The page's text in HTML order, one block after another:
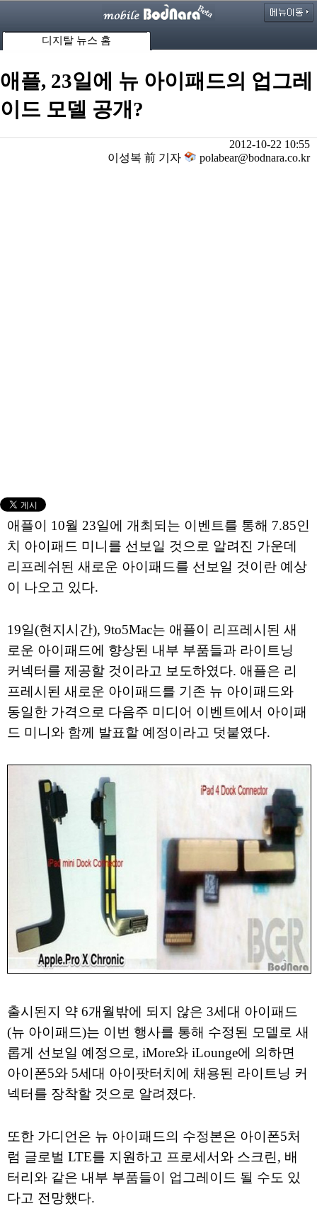
디지탈 뉴스 홈
애플, 23일에 뉴 아이패드의 업그레
이드 모델 공개?
2012-10-22 10:55
이성복 前 기자
polabear@bodnara.co.kr
애플이 10월 23일에 개최되는 이벤트를 통해 7.85인
치 아이패드 미니를 선보일 것으로 알려진 가운데
리프레쉬된 새로운 아이패드를 선보일 것이란 예상
이 나오고 있다.
19일(현지시간), 9to5Mac는 애플이 리프레시된 새
로운 아이패드에 향상된 내부 부품들과 라이트닝
커넥터를 제공할 것이라고 보도하였다. 애플은 리
프레시된 새로운 아이패드를 기존 뉴 아이패드와
동일한 가격으로 다음주 미디어 이벤트에서 아이패
드 미니와 함께 발표할 예정이라고 덧붙였다.
출시된지 약 6개월밖에 되지 않은 3세대 아이패드
(뉴 아이패드)는 이번 행사를 통해 수정된 모델로 새
롭게 선보일 예정으로, iMore와 iLounge에 의하면
아이폰5와 5세대 아이팟터치에 채용된 라이트닝 커
넥터를 장착할 것으로 알려졌다.
또한 가디언은 뉴 아이패드의 수정본은 아이폰5처
럼 글로벌 LTE를 지원하고 프로세서와 스크린, 배
터리와 같은 내부 부품들이 업그레이드 될 수도 있
다고 전망했다.